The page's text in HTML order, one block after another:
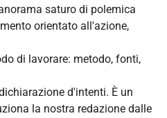
saturo di polemica
orientato all'azione,
di lavorare: metodo, fonti,
d'intenti. È un
la nostra redazione dalle